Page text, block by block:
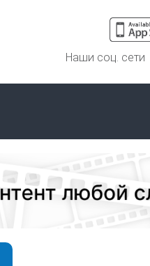
Наши соц. сети